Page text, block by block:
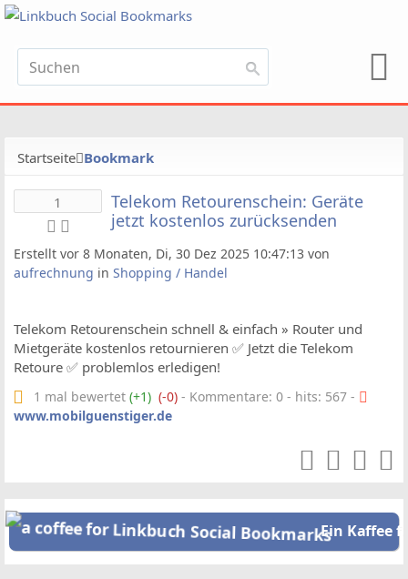
Startseite Bookmark
1
Telekom Retourenschein: Geräte
jetzt kostenlos zurücksenden
Erstellt vor 8 Monaten, Di, 30 Dez 2025 10:47:13 von
aufrechnung in Shopping / Handel
Telekom Retourenschein schnell & einfach » Router und
Mietgeräte kostenlos retournieren ✅ Jetzt die Telekom
Retoure ✅ problemlos erledigen!
1 mal bewertet (+1) (-0) - Kommentare: 0 - hits: 567 -
www.mobilguenstiger.de
Ein Kaffee